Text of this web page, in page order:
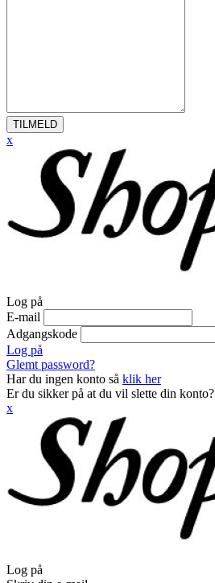
TILMELD
x
Log på
E-mail
Adgangskode
Log på
Glemt password?
Har du ingen konto så klik her
Er du sikker på at du vil slette din konto?
x
Log på